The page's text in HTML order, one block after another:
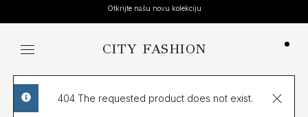
Otkrijte našu novu kolekciju
CITY FASHION
info 404 The requested product does not exist.